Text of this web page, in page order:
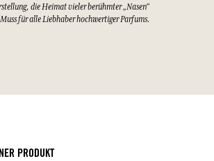
die Heimat vieler berühmter „Nasen“
für alle Liebhaber hochwertiger Parfums.
PRODUKT